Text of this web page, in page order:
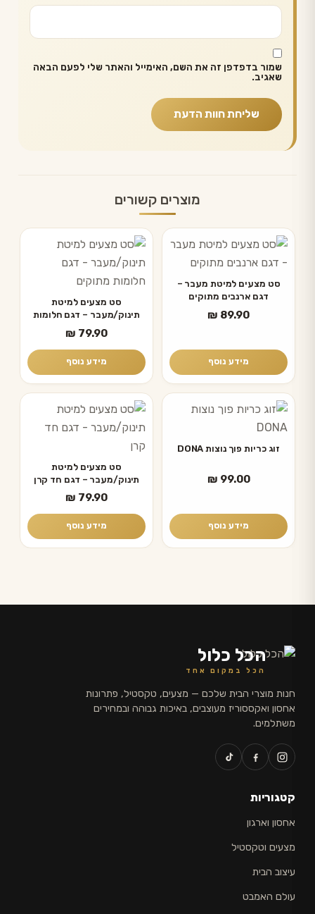
שמור בדפדפן זה את השם, האימייל והאתר שלי לפעם הבאה
שאגיב.
מוצרים קשורים
סט מצעים למיטת מעבר –
דגם ארנבים מתוקים
₪ 89.90
מידע נוסף
סט מצעים למיטת
תינוק/מעבר – דגם חלומות
מתוקים₪ 79.90
מידע נוסף
זוג כריות פוך נוצות DONA
₪ 99.00
מידע נוסף
סט מצעים למיטת
תינוק/מעבר – דגם חד קרן
₪ 79.90
מידע נוסף
הכל כלול
הכל במקום אחד
חנות מוצרי הבית שלכם — מצעים, טקסטיל, פתרונות
אחסון ואקססוריז מעוצבים, באיכות גבוהה ובמחירים
משתלמים.
קטגוריות
אחסון וארגון
מצעים וטקסטיל
עיצוב הבית
עולם האמבט